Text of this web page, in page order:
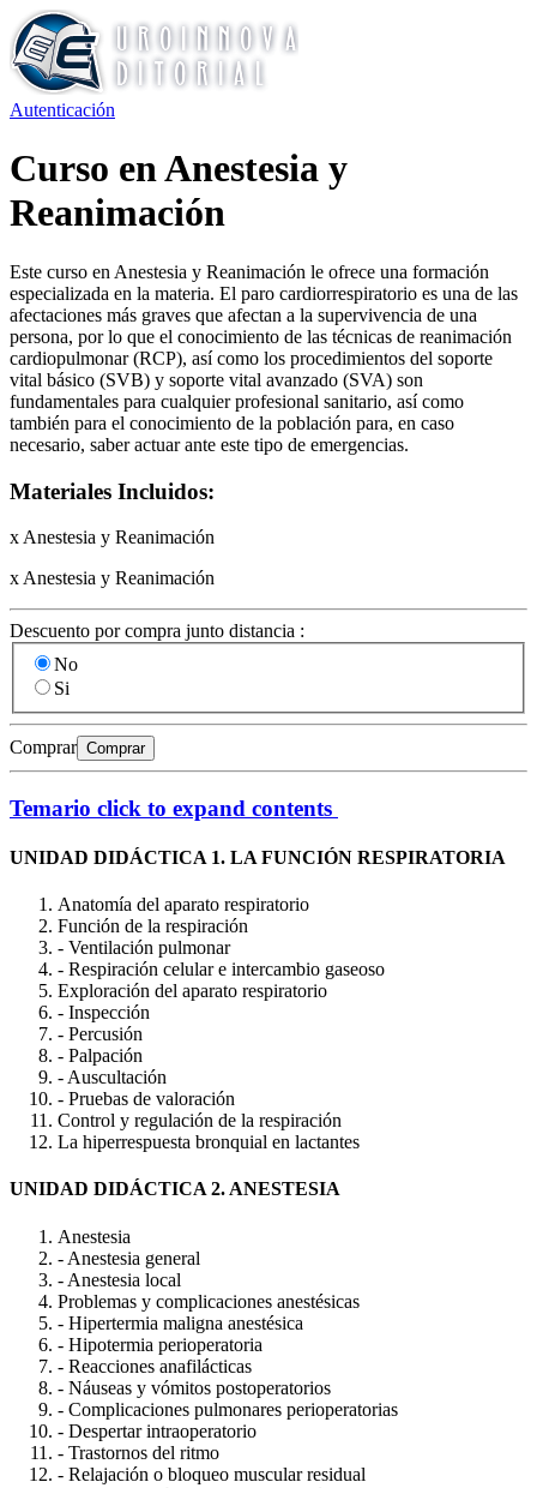
Autenticación
Curso en Anestesia y
Reanimación
Este curso en Anestesia y Reanimación le ofrece una formación
especializada en la materia. El paro cardiorrespiratorio es una de las
afectaciones más graves que afectan a la supervivencia de una
persona, por lo que el conocimiento de las técnicas de reanimación
cardiopulmonar (RCP), así como los procedimientos del soporte
vital básico (SVB) y soporte vital avanzado (SVA) son
fundamentales para cualquier profesional sanitario, así como
también para el conocimiento de la población para, en caso
necesario, saber actuar ante este tipo de emergencias.
Materiales Incluidos:
x Anestesia y Reanimación
x Anestesia y Reanimación
Descuento por compra junto distancia :
No
Si
Comprar Comprar
Temario click to expand contents
UNIDAD DIDÁCTICA 1. LA FUNCIÓN RESPIRATORIA
Anatomía del aparato respiratorio
Función de la respiración
- Ventilación pulmonar
- Respiración celular e intercambio gaseoso
Exploración del aparato respiratorio
- Inspección
- Percusión
- Palpación
- Auscultación
- Pruebas de valoración
Control y regulación de la respiración
La hiperrespuesta bronquial en lactantes
UNIDAD DIDÁCTICA 2. ANESTESIA
Anestesia
- Anestesia general
- Anestesia local
Problemas y complicaciones anestésicas
- Hipertermia maligna anestésica
- Hipotermia perioperatoria
- Reacciones anafilácticas
- Náuseas y vómitos postoperatorios
- Complicaciones pulmonares perioperatorias
- Despertar intraoperatorio
- Trastornos del ritmo
- Relajación o bloqueo muscular residual